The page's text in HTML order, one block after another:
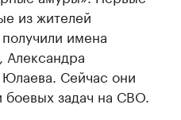
из жителей
имена
Юлаева. Сейчас они
боевых задач на СВО.